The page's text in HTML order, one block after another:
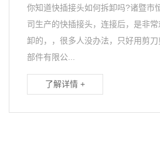
你知道快插接头如何拆卸吗?诸暨市
司生产的快插接头，连接后，是非
卸的，，很多人没办法，只好用剪
部件有限公...
了解详情 +